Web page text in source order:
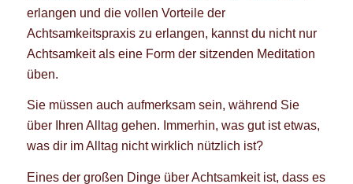
erlangen und die vollen Vorteile der
Achtsamkeitspraxis zu erlangen, kannst du nicht nur
Achtsamkeit als eine Form der sitzenden Meditation
üben.
Sie müssen auch aufmerksam sein, während Sie
über Ihren Alltag gehen. Immerhin, was gut ist etwas,
was dir im Alltag nicht wirklich nützlich ist?
Eines der großen Dinge über Achtsamkeit ist, dass es